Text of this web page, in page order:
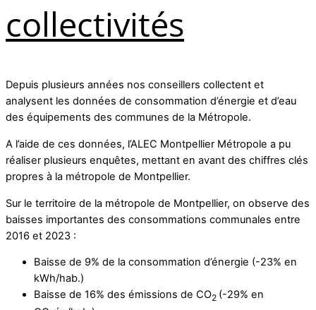
collectivités
Depuis plusieurs années nos conseillers collectent et
analysent les données de consommation d’énergie et d’eau
des équipements des communes de la Métropole.
A l’aide de ces données, l’ALEC Montpellier Métropole a pu
réaliser plusieurs enquêtes, mettant en avant des chiffres clés
propres à la métropole de Montpellier.
Sur le territoire de la métropole de Montpellier, on observe des
baisses importantes des consommations communales entre
2016 et 2023 :
Baisse de 9% de la consommation d’énergie (-23% en
kWh/hab.)
Baisse de 16% des émissions de CO2 (-29% en